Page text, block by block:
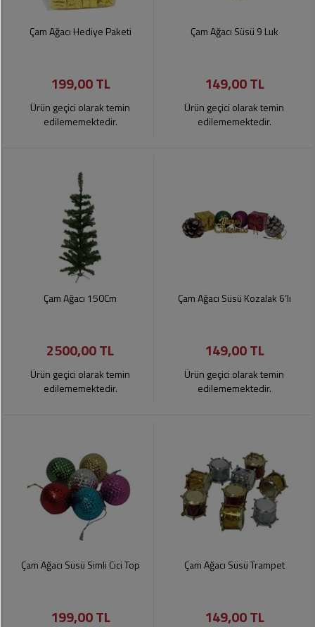
Çam Ağacı Hediye Paketi
199,00 TL
Ürün geçici olarak temin
edilememektedir.
Çam Ağacı Süsü 9 Luk
149,00 TL
Ürün geçici olarak temin
edilememektedir.
Çam Ağacı 150Cm
2500,00 TL
Ürün geçici olarak temin
edilememektedir.
Çam Ağacı Süsü Kozalak 6’lı
149,00 TL
Ürün geçici olarak temin
edilememektedir.
Çam Ağacı Süsü Simli Cici Top
199,00 TL
Çam Ağacı Süsü Trampet
149,00 TL